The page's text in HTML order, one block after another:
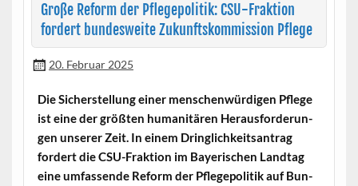
Große Reform der Pflegepolitik: CSU-Fraktion
fordert bundesweite Zukunftskommission Pflege
20. Februar 2025
Die Sich­er­stel­lung ein­er men­schen­würdi­gen Pflege
ist eine der größten human­itären Her­aus­forderun­
gen unser­er Zeit. In einem Dringlichkeit­santrag
fordert die CSU-Frak­tion im Bay­erischen Land­tag
eine umfassende Reform der Pflege­poli­tik auf Bun­